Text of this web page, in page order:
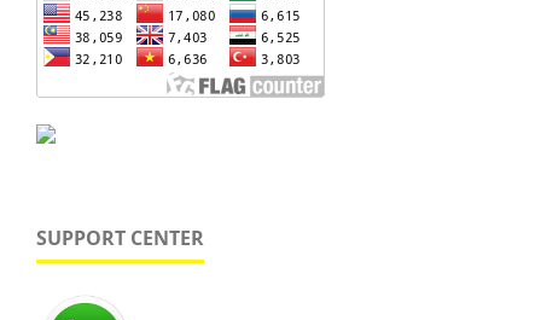
SUPPORT CENTER